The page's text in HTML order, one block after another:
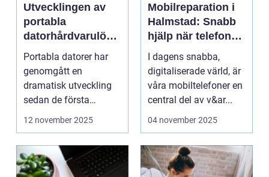
Utvecklingen av
portabla
datorhårdvarulösn
ingar
Portabla datorer har
genomgått en
dramatisk utveckling
sedan de första
bärbara model...
12 november 2025
Mobilreparation i
Halmstad: Snabb
hjälp när telefonen
gått sönder
I dagens snabba,
digitaliserade värld, är
våra mobiltelefoner en
central del av v&ar...
04 november 2025